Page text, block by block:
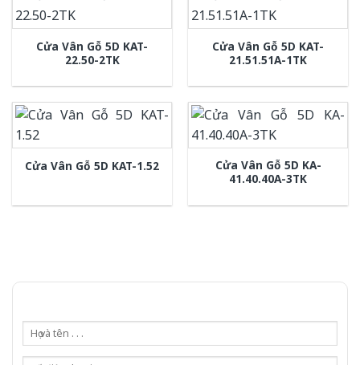
Cửa Vân Gỗ 5D KAT-
22.50-2TK
Cửa Vân Gỗ 5D KAT-
21.51.51A-1TK
Cửa Vân Gỗ 5D KAT-1.52
Cửa Vân Gỗ 5D KA-
41.40.40A-3TK